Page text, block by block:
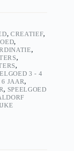
,CREATIEF,
,
,
,
,
3 - 4
6 JAAR,
, SPEELGOED